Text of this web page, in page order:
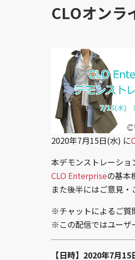
CLOオンラ
2020年7月15日(水) に
本デモンストレーショ
CLO Enterpriseの基本
また後半にはご意見・
※チャットによるご質
※この配信ではユーザ
【日時】2020年7月